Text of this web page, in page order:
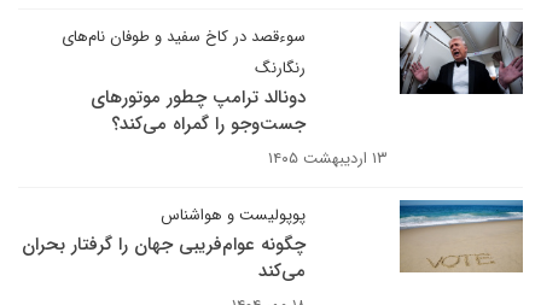
سوءقصد در کاخ سفید و طوفان نام‌های
رنگارنگ
دونالد ترامپ چطور موتورهای
جست‌وجو را گمراه می‌کند؟
۱۳ اردیبهشت ۱۴۰۵
پوپولیست و هواشناس
چگونه عوام‌فریبی جهان را گرفتار بحران
می‌کند